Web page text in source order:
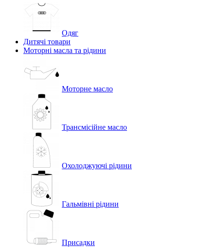
Одяг
Дитячі товари
Моторні масла та рідини
Моторне масло
Трансмісійне масло
Охолоджуючі рідини
Гальмівні рідини
Присадки